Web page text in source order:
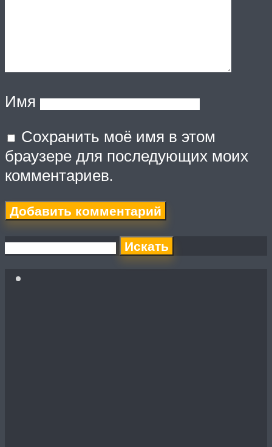
Имя
Сохранить моё имя в этом
браузере для последующих моих
комментариев.
Искать